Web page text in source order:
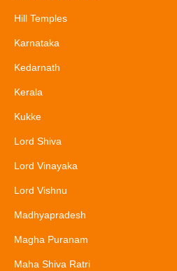
Hill Temples
Karnataka
Kedarnath
Kerala
Kukke
Lord Shiva
Lord Vinayaka
Lord Vishnu
Madhyapradesh
Magha Puranam
Maha Shiva Ratri